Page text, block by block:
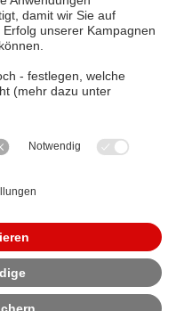
Das zentrale
um die Uhr für
Hotlines